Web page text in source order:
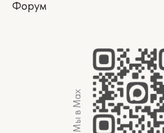
Форум
Мы в Max